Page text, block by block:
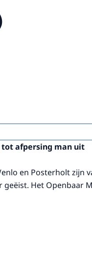
afpersing man uit
en Posterholt zijn
Het Openbaar